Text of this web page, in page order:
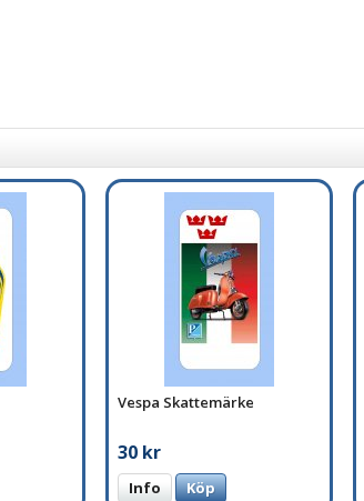
Vespa Skattemärke
30 kr
Info Köp